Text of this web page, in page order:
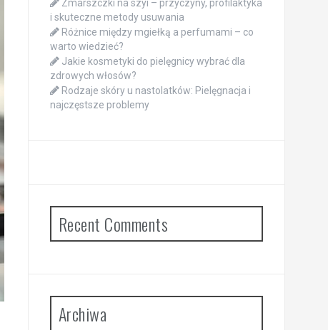
Zmarszczki na szyi – przyczyny, profilaktyka
i skuteczne metody usuwania
Różnice między mgiełką a perfumami – co
warto wiedzieć?
Jakie kosmetyki do pielęgnicy wybrać dla
zdrowych włosów?
Rodzaje skóry u nastolatków: Pielęgnacja i
najczęstsze problemy
Recent Comments
Archiwa